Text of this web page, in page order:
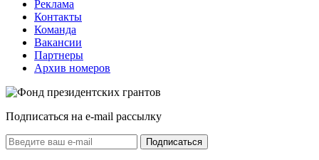
Реклама
Контакты
Команда
Вакансии
Партнеры
Архив номеров
Подписаться на e-mail рассылку
Подписаться